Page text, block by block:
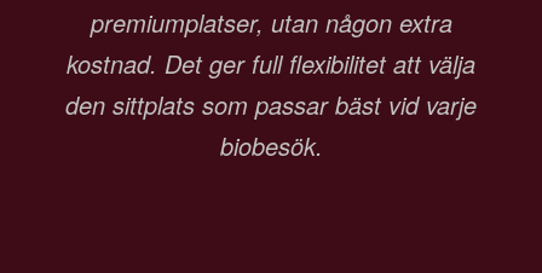
premiumplatser, utan någon extra
kostnad. Det ger full flexibilitet att välja
den sittplats som passar bäst vid varje
biobesök.